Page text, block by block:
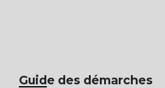
Guide des démarches